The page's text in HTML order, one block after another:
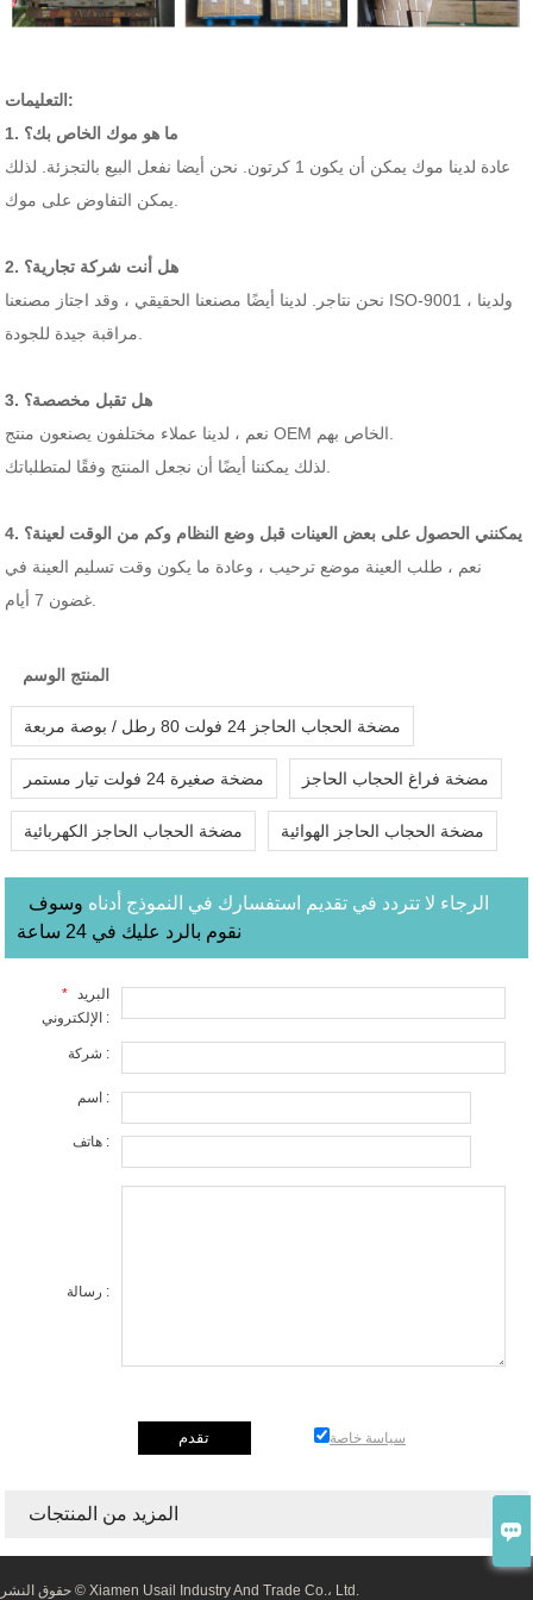

التعليمات:
1. ما هو موك الخاص بك؟
عادة لدينا موك يمكن أن يكون 1 كرتون. نحن أيضا نفعل البيع بالتجزئة. لذلك
2. هل أنت شركة تجارية؟
نحن نتاجر. لدينا أيضًا مصنعنا الحقيقي ، وقد اجتاز مصنعنا ISO-9001 ، ولدينا
3. هل تقبل مخصصة؟
4. يمكنني الحصول على بعض العينات قبل وضع النظام وكم من الوقت لعينة؟
نعم ، طلب العينة موضع ترحيب ، وعادة ما يكون وقت تسليم العينة في
المنتج الوسم
مضخة الحجاب الحاجز 24 فولت 80 رطل / بوصة مربعة
مضخة صغيرة 24 فولت تيار مستمر مضخة فراغ الحجاب الحاجز
مضخة الحجاب الحاجز الكهربائية مضخة الحجاب الحاجز الهوائية
الرجاء لا تتردد في تقديم استفسارك في النموذج أدناه وسوف
نقوم بالرد عليك في 24 ساعة
* البريد
الإلكتروني :
شركة :
اسم :
هاتف :
رسالة :
سياسة خاصة
المزيد من المنتجات
حقوق النشر © Xiamen Usail Industry And Trade Co.، Ltd.